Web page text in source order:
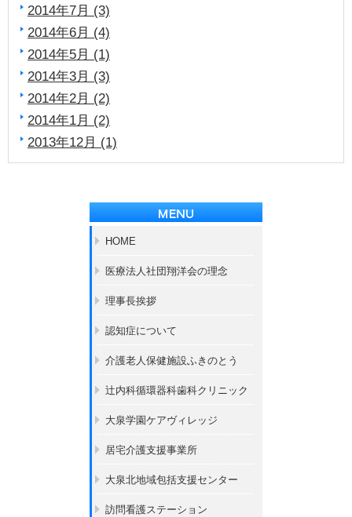
2014年7月 (3)
2014年6月 (4)
2014年5月 (1)
2014年3月 (3)
2014年2月 (2)
2014年1月 (2)
2013年12月 (1)
HOME
医療法人社団翔洋会の理念
理事長挨拶
認知症について
介護老人保健施設ふきのとう
辻内科循環器科歯科クリニック
大泉学園ケアヴィレッジ
居宅介護支援事業所
大泉北地域包括支援センター
訪問看護ステーション